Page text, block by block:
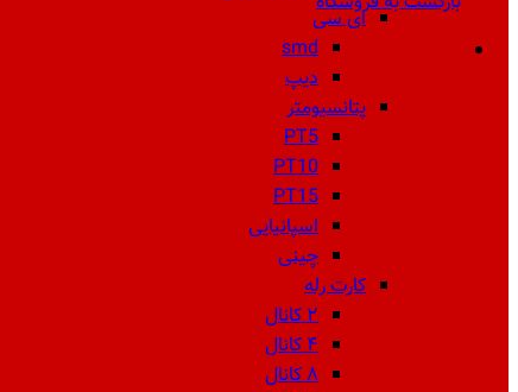
ای سی
smd
دیپ
پتانسیومتر
PT5
PT10
PT15
اسپانیایی
چینی
کارت رله
۲ کانال
۴ کانال
۸ کانال